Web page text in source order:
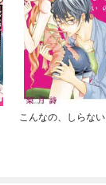
こんなの、しらない